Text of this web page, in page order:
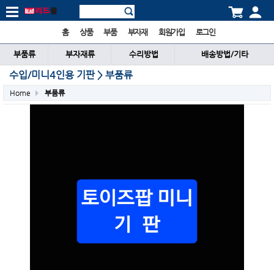
홈 상품 부품 부자재 회원가입 로그인
부품류 부자재류 수리방법 배송방법/기타
수입/미니4인용 기판 > 부품류
Home 부품류